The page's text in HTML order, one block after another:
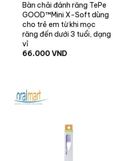
Bàn chải đánh răng TePe
GOOD™Mini X-Soft dùng
cho trẻ em từ khi mọc
răng đến dưới 3 tuổi, dạng
vỉ
66.000VND